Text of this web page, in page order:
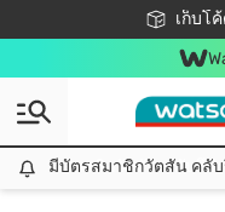
เก็บโ
ชอปออนไล
📦
สม
มีบัตรสมาชิกวัตสัน คลั